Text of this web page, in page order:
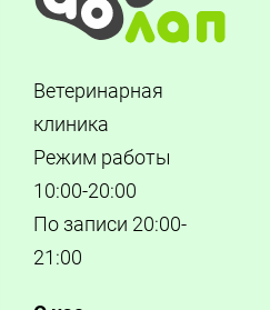
Ветеринарная
клиника
Режим работы
10:00-20:00
По записи 20:00-
21:00